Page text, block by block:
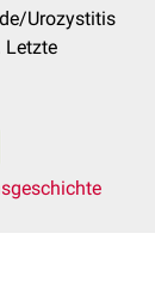
Urozystitis
Letzte